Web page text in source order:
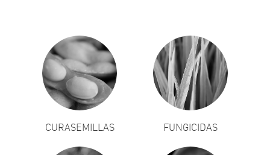
CURASEMILLAS FUNGICIDAS